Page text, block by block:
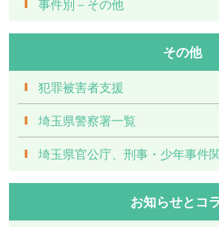
事件別－その他
その他
犯罪被害者支援
埼玉県警察署一覧
埼玉県官公庁、刑事・少年事件
お知らせとコ